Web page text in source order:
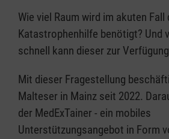
Wie viel Raum wird im akuten Fall
Katastrophenhilfe benötigt? Und
schnell kann dieser zur
Mit dieser Fragestellung
Malteser in Mainz seit 2022.
der MedExTainer - ein mobiles
Unterstützungsangebot in Form